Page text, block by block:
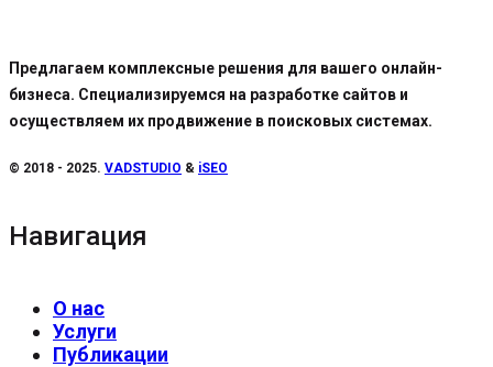
Предлагаем комплексные решения для вашего онлайн-
бизнеса. Специализируемся на разработке сайтов и
осуществляем их продвижение в поисковых системах.
© 2018 - 2025. VADSTUDIO & iSEO
Навигация
О нас
Услуги
Публикации